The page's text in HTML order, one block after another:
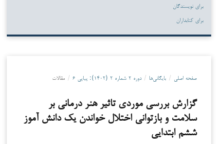
برای نویسندگان
برای کتابداران
صفحه اصلی / بایگانی‌ها / دوره ۲ شماره ۲ (۱۴۰۲): پیاپی ۶ / مقالات
گزارش بررسی موردی تاثیر هنر درمانی بر
سلامت و بازتوانی اختلال خواندن یک دانش آموز
ششم ابتدایی